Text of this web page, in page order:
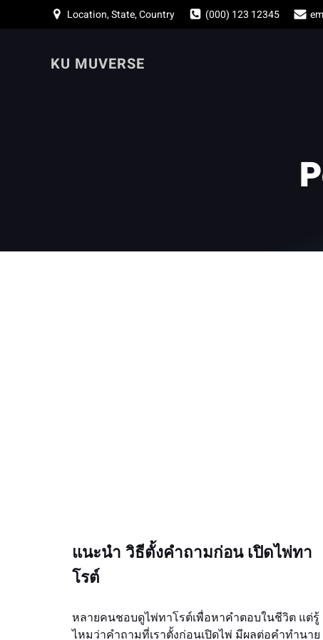
to
Location, State, Country (000) 123 12345
KU MUVERSE
แนะนำ วิธีตั้งคำถามก่อน เปิดไพ่ทา
โรต์
หลายคนชอบดูไพ่ทาโรต์เพื่อหาคำตอบในชีวิต แต่รู้
ไหมว่าคำถามที่เราตั้งก่อนเปิดไพ่ มีผลต่อคำทำนาย